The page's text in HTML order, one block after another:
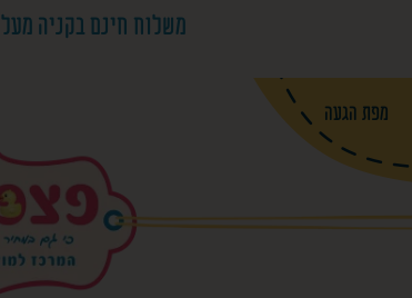
משלוח חינם בקניה מעל 300 ₪ (לא כולל ריהוט)
מפת הגעה